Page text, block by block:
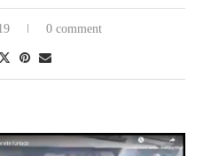
0 comment